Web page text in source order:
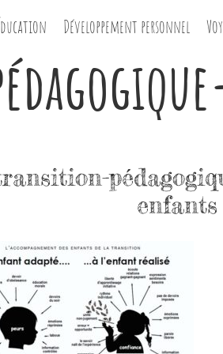
Développement personnel
enfants